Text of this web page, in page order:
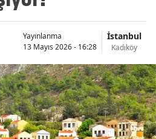
Yayınlanma
13 Mayıs 2026 - 16:28
İstanbul
Kadıköy